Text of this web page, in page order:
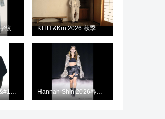
Double RL 推出人字纹斜纹布连体工装裤 KITH &Kin 2026 秋季系列发布
COMME des GAR&#199;ONS HOMME 携手 BATONER 推出首次联名系列 Hannah Shin 2026春夏系列：可持续时尚与先锋设计的融合